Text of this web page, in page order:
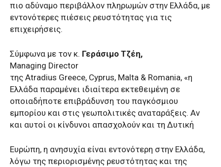
πιο αδύναμο περιβάλλον πληρωμών στην Ελλάδα, με
εντονότερες πιέσεις ρευστότητας για τις
επιχειρήσεις.
Σύμφωνα με τον κ. Γεράσιμο Τζέη,
Managing Director
της Atradius Greece, Cyprus, Malta & Romania, «η
Ελλάδα παραμένει ιδιαίτερα εκτεθειμένη σε
οποιαδήποτε επιβράδυνση του παγκόσμιου
εμπορίου και στις γεωπολιτικές αναταράξεις. Αν
και αυτοί οι κίνδυνοι απασχολούν και τη Δυτική
Ευρώπη, η ανησυχία είναι εντονότερη στην Ελλάδα,
λόγω της περιορισμένης ρευστότητας και της